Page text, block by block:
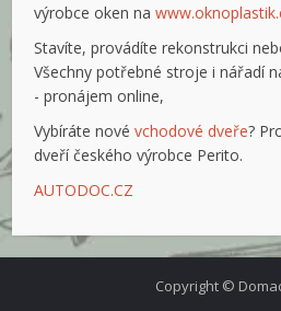
výrobce oken na
Stavíte, provádíte rekonstrukci
Všechny potřebné stroje i nářadí
- pronájem online,
Vybíráte novévchodové dveře?
dveří českého výrobce Perito.
AUTODOC.CZ
Copyright ©